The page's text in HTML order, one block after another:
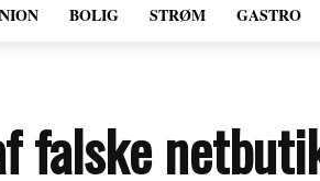
BOLIG STRØM GASTRO
falske